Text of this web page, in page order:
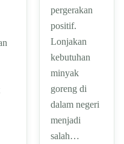
pergerakan
positif.
Lonjakan
kebutuhan
minyak
goreng di
dalam negeri
menjadi
salah…